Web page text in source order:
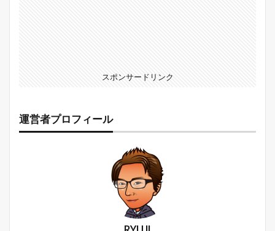
スポンサードリンク
運営者プロフィール